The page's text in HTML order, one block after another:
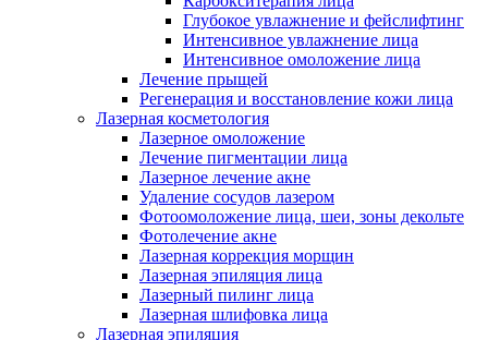
Глубокое увлажнение и фейслифтинг
Интенсивное увлажнение лица
Интенсивное омоложение лица
Лечение прыщей
Регенерация и восстановление кожи лица
Лазерная косметология
Лазерное омоложение
Лечение пигментации лица
Лазерное лечение акне
Удаление сосудов лазером
Фотоомоложение лица, шеи, зоны декольте
Фотолечение акне
Лазерная коррекция морщин
Лазерная эпиляция лица
Лазерный пилинг лица
Лазерная шлифовка лица
Лазерная эпиляция